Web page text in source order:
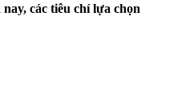
các tiêu chí lựa chọn